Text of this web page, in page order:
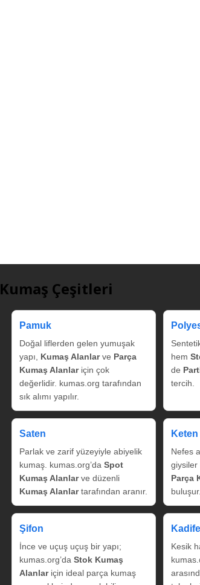
Kumaş Çeşitleri
Pamuk
Doğal liflerden gelen yumuşak
yapı, Kumaş Alanlarve Parça
Kumaş Alanlariçin çok
değerlidir. kumas.org tarafından
sık alımı yapılır.
hem
de
tercih.
Saten
Parlak ve zarif yüzeyiyle abiyelik
kumaş. kumas.org’da Spot
Kumaş Alanlarve düzenli
Kumaş Alanlartarafından aranır.
Keten
Nefes
giysiler
Parça
buluşur.
Şifon
İnce ve uçuş uçuş bir yapı;
kumas.org’da Stok Kumaş
Alanlariçin ideal parça kumaş
Kadife
Kesik